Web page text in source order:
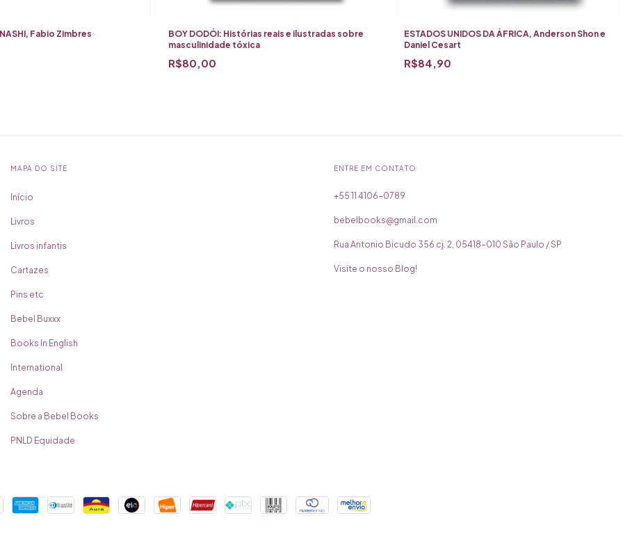
Fabio Zimbres
BOY DODÓI: Histórias reais e ilustradas sobre
masculinidade tóxica
R$80,00
ESTADOS UNIDOS DA ÁFRICA, Anderson Shon e
Daniel Cesart
R$84,90
MAPA DO SITE
Início
Livros
Livros infantis
Cartazes
Pins etc
Bebel Buxxx
Books In English
International
Agenda
Sobre a Bebel Books
PNLD Equidade
ENTRE EM CONTATO
bebelbooks@gmail.com
Rua Antonio Bicudo 356 cj. 2, 05418-010 São Paulo / SP
Visite o nosso Blog!